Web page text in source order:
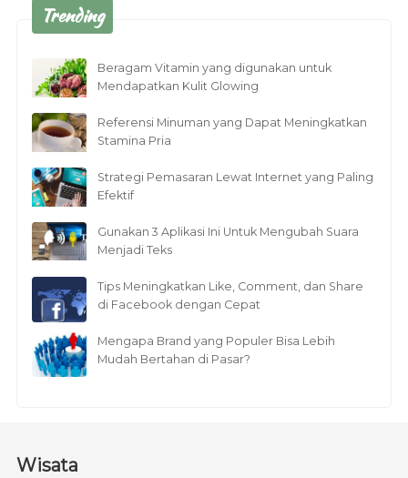
Trending
Beragam Vitamin yang digunakan untuk
Mendapatkan Kulit Glowing
Referensi Minuman yang Dapat Meningkatkan
Stamina Pria
Strategi Pemasaran Lewat Internet yang Paling
Efektif
Gunakan 3 Aplikasi Ini Untuk Mengubah Suara
Menjadi Teks
Tips Meningkatkan Like, Comment, dan Share
di Facebook dengan Cepat
Mengapa Brand yang Populer Bisa Lebih
Mudah Bertahan di Pasar?
Wisata